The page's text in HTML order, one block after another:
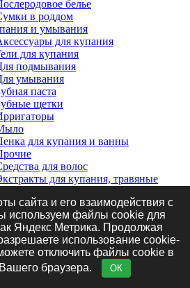
белье
в роддом
и умывания
для купания
для купания
подмывания
умывания
паста
щетки
для купания и ванны
для волос
для купания, травяные
наматрасники и впитывающие
пеленки
принадлежности
сайта и его взаимодействия с
используем файлы cookie для
Яндекс Метрика. Продолжая
использование cookie-
отключить файлы cookie в
браузера.
ОК